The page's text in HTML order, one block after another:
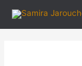
para
o